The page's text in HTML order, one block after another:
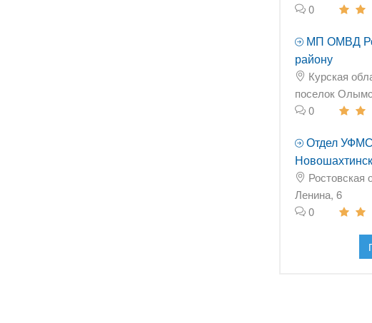
0
МП ОМВД
району
Курская
поселок
0
Отдел
Ростовская
Ленина, 6
0